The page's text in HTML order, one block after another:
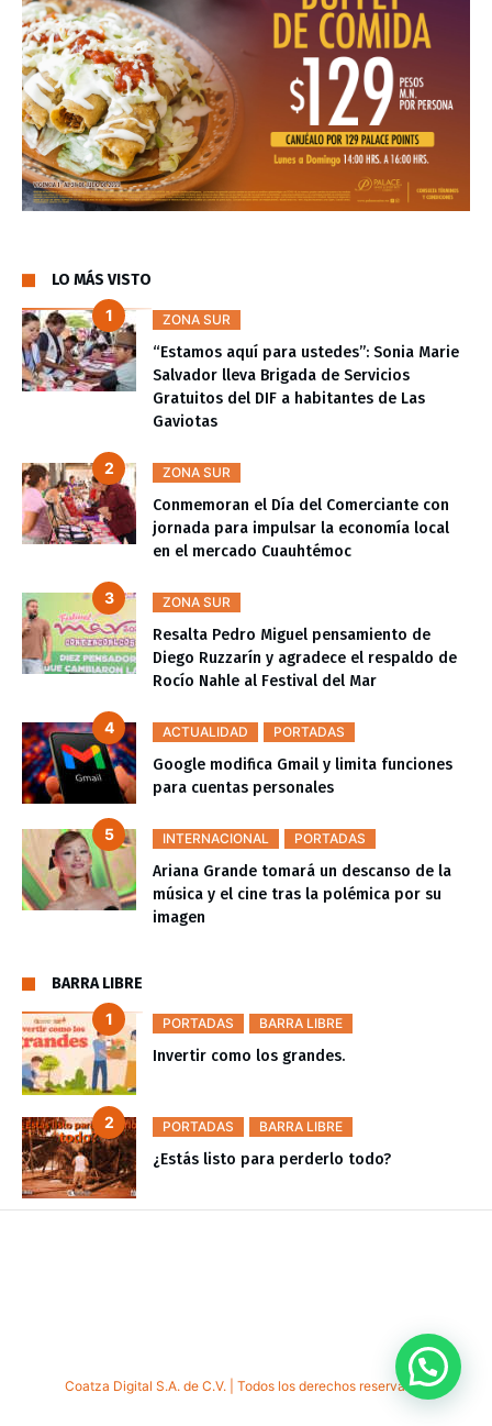
LO MÁS VISTO
ZONA SUR
“Estamos aquí para ustedes”: Sonia Marie
Salvador lleva Brigada de Servicios
Gratuitos del DIF a habitantes de Las
Gaviotas
ZONA SUR
Conmemoran el Día del Comerciante con
jornada para impulsar la economía local
en el mercado Cuauhtémoc
ZONA SUR
Resalta Pedro Miguel pensamiento de
Diego Ruzzarín y agradece el respaldo de
Rocío Nahle al Festival del Mar
ACTUALIDAD PORTADAS
Google modifica Gmail y limita funciones
para cuentas personales
INTERNACIONAL PORTADAS
Ariana Grande tomará un descanso de la
música y el cine tras la polémica por su
imagen
BARRA LIBRE
PORTADAS BARRA LIBRE
Invertir como los grandes.
PORTADAS BARRA LIBRE
¿Estás listo para perderlo todo?
Coatza Digital S.A. de C.V. | Todos los derechos reservados